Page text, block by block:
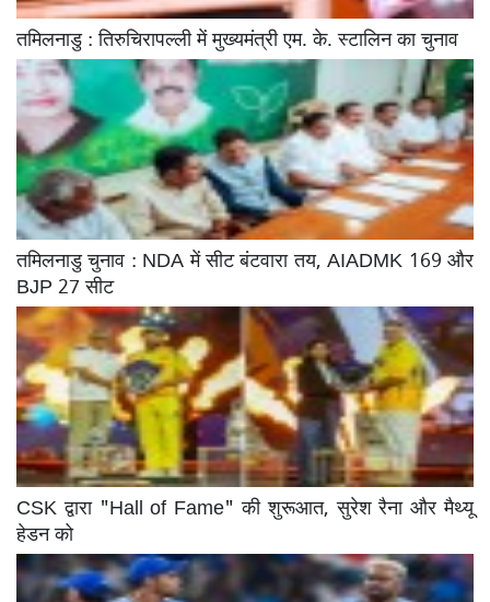
तमिलनाडु : तिरुचिरापल्ली में मुख्यमंत्री एम. के. स्टालिन का चुनाव
तमिलनाडु चुनाव : NDA में सीट बंटवारा तय, AIADMK 169 और
BJP 27 सीट
CSK द्वारा "Hall of Fame" की शुरूआत, सुरेश रैना और मैथ्यू
हेडन को